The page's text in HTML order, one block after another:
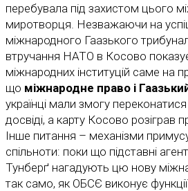
перебувала під захистом цього
миротворця. Незважаючи на
міжнародного Гаазького
втручання НАТО в Косово
міжнародних інституцій саме на
що міжнародне право і
українці мали змогу
досвіді, а карту Косово розіграв
Інше питання – механізми примусу
спільноти: поки що підставні
Тунберґ нагадують цю нову
так само, як ОБСЄ виконує